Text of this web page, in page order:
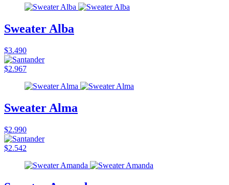
Sweater Alba
$3.490
$2.967
Sweater Alma
$2.990
$2.542